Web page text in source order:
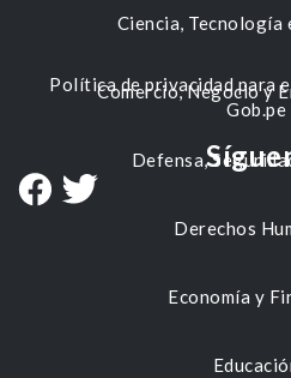
Ciencia, Tecnología
Comercio, Negocio y
Defensa,
Derechos
Economía y
Política de privacidad para
Gob.pe